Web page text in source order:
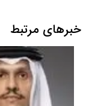
خبرهای مرتبط